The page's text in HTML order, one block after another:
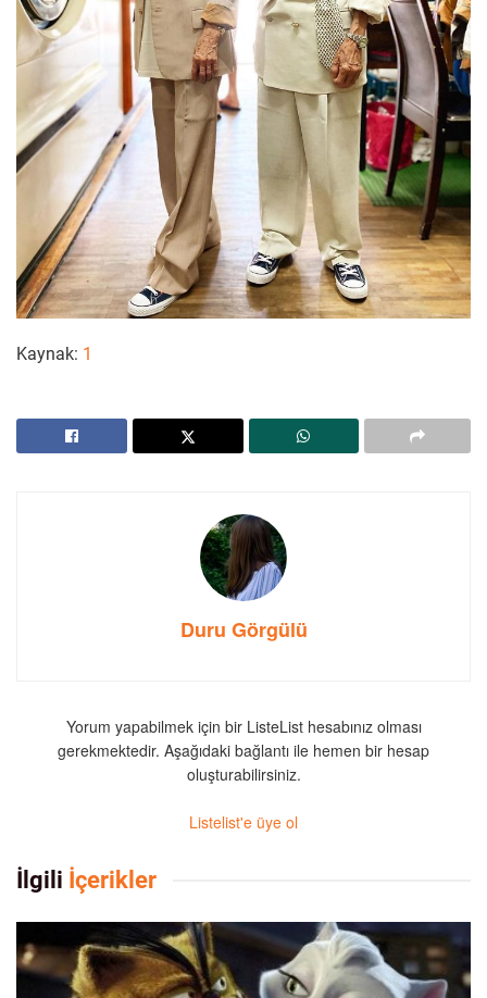
Kaynak: 1
Duru Görgülü
Yorum yapabilmek için bir ListeList hesabınız olması
gerekmektedir. Aşağıdaki bağlantı ile hemen bir hesap
oluşturabilirsiniz.
Listelist'e üye ol
İlgili İçerikler